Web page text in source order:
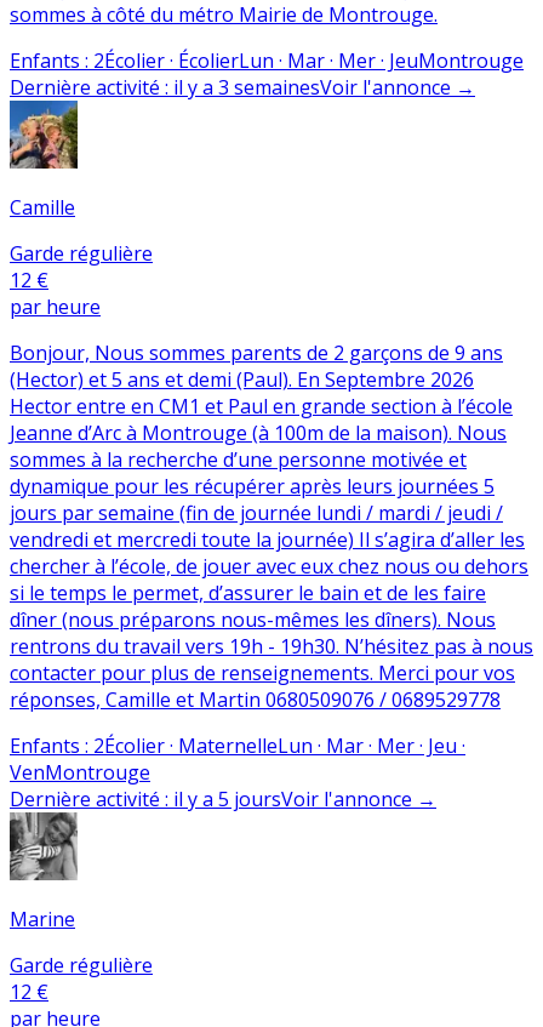
sommes à côté du métro Mairie de Montrouge.
Enfants : 2Écolier · ÉcolierLun · Mar · Mer · JeuMontrouge
Dernière activité : il y a 3 semainesVoir l'annonce →
Camille
Garde régulière
12 €
par heure
Bonjour, Nous sommes parents de 2 garçons de 9 ans
(Hector) et 5 ans et demi (Paul). En Septembre 2026
Hector entre en CM1 et Paul en grande section à l’école
Jeanne d’Arc à Montrouge (à 100m de la maison). Nous
sommes à la recherche d’une personne motivée et
dynamique pour les récupérer après leurs journées 5
jours par semaine (fin de journée lundi / mardi / jeudi /
vendredi et mercredi toute la journée) Il s’agira d’aller les
chercher à l’école, de jouer avec eux chez nous ou dehors
si le temps le permet, d’assurer le bain et de les faire
dîner (nous préparons nous-mêmes les dîners). Nous
rentrons du travail vers 19h - 19h30. N’hésitez pas à nous
contacter pour plus de renseignements. Merci pour vos
réponses, Camille et Martin 0680509076 / 0689529778
Enfants : 2Écolier · MaternelleLun · Mar · Mer · Jeu ·
VenMontrouge
Dernière activité : il y a 5 joursVoir l'annonce →
Marine
Garde régulière
12 €
par heure